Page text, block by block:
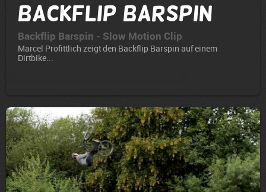
Backflip Barspin
Backflip Barspin - Slow Motion Clip
Marcel Profittlich zeigt den Backflip Barspin auf einem
Dirtbike...